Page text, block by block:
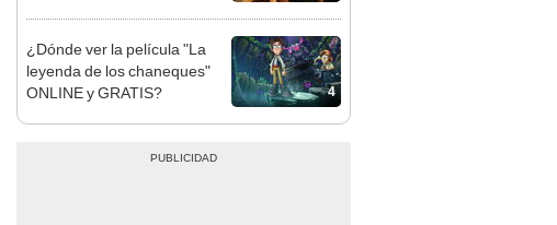
4
¿Dónde ver la película "La
leyenda de los chaneques"
ONLINE y GRATIS?